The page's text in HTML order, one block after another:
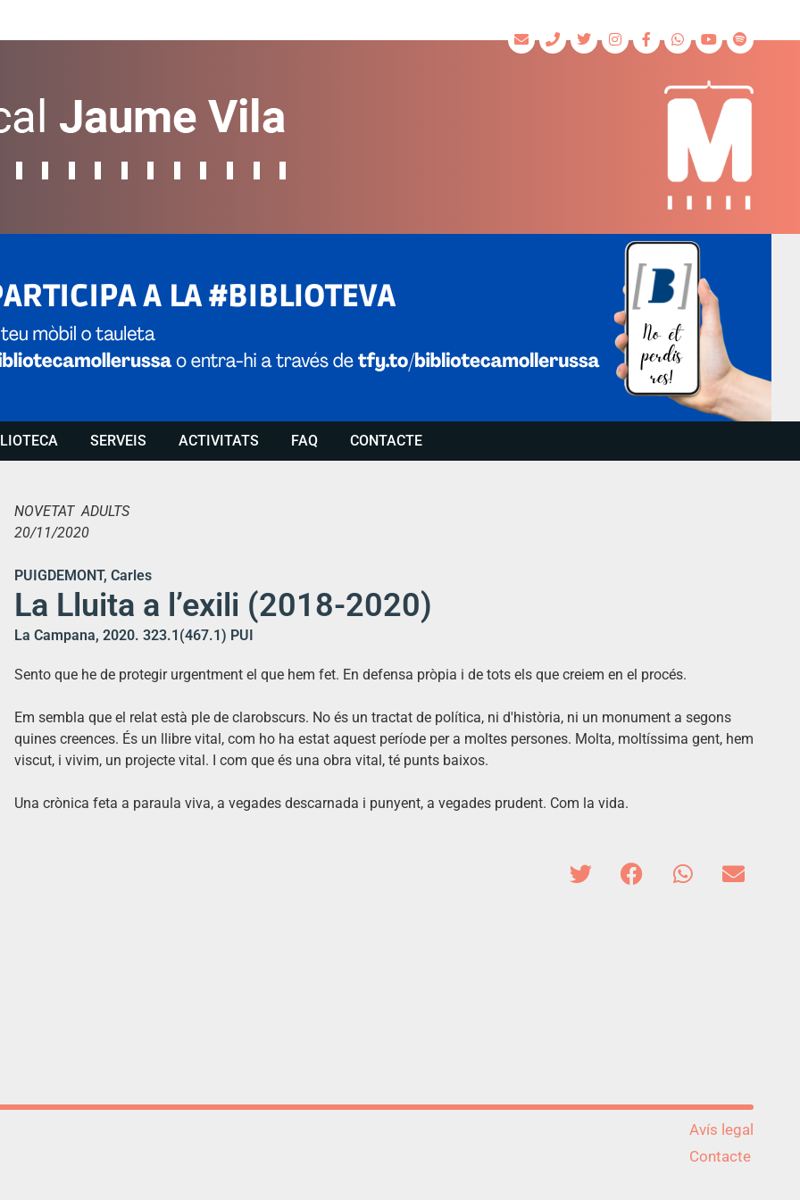
SERVEIS ACTIVITATS FAQ CONTACTE
NOVETAT ADULTS
20/11/2020
PUIGDEMONT, Carles
La Lluita a l’exili (2018-2020)
La Campana, 2020. 323.1(467.1) PUI
Sento que he de protegir urgentment el que hem fet. En defensa pròpia i de tots els que creiem en el procés.
Em sembla que el relat està ple de clarobscurs. No és un tractat de política, ni d'història, ni un monument a segons
quines creences. És un llibre vital, com ho ha estat aquest període per a moltes persones. Molta, moltíssima gent, hem
viscut, i vivim, un projecte vital. I com que és una obra vital, té punts baixos.
Una crònica feta a paraula viva, a vegades descarnada i punyent, a vegades prudent. Com la vida.
Avís legal
Contacte